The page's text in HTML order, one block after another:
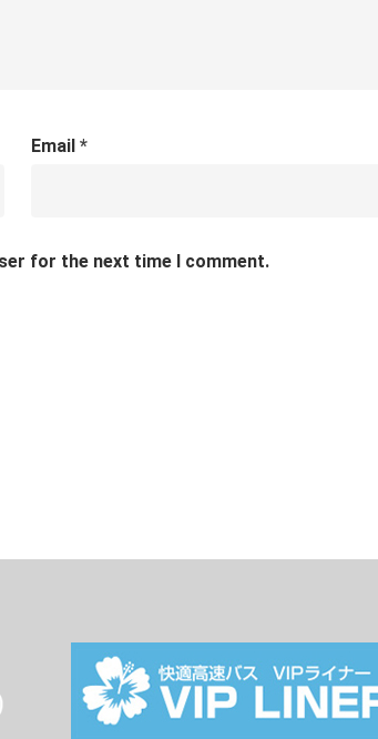
Email *
for the next time I comment.